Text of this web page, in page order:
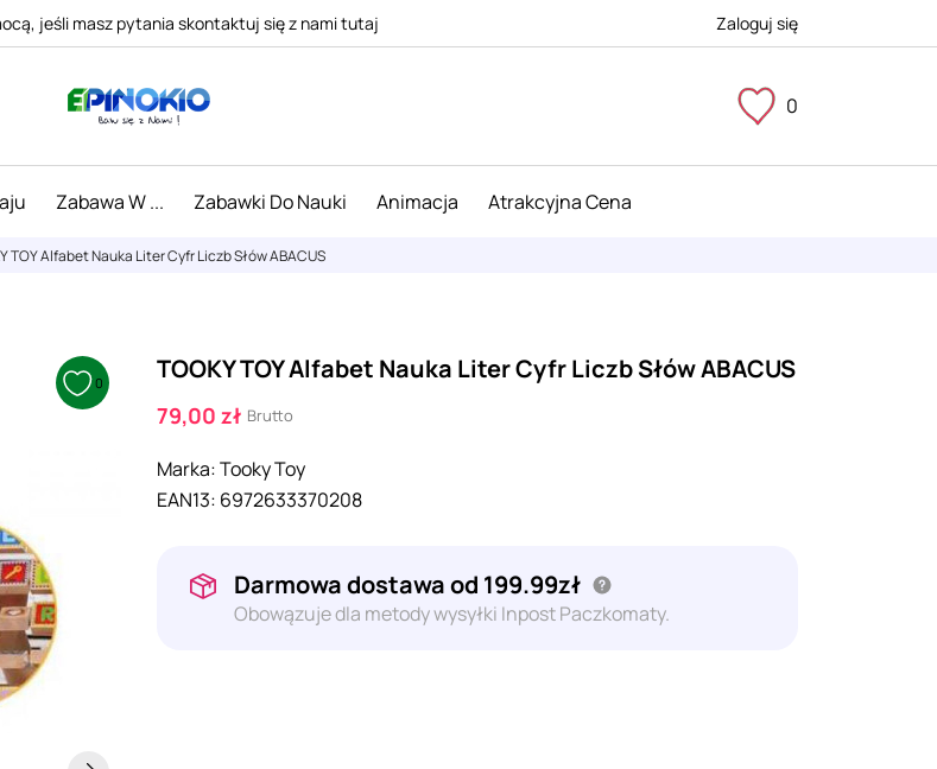
jeśli masz pytania skontaktuj się z nami tutaj Zaloguj się
0
Zabawa W ... Zabawki Do Nauki Animacja Atrakcyjna Cena
TOY Alfabet Nauka Liter Cyfr Liczb Słów ABACUS
0 TOOKY TOY Alfabet Nauka Liter Cyfr Liczb Słów ABACUS
79,00 zł Brutto
Marka:Tooky Toy
EAN13: 6972633370208
Darmowa dostawa od 199.99zł
Obowązuje dla metody wysyłki Inpost Paczkomaty.